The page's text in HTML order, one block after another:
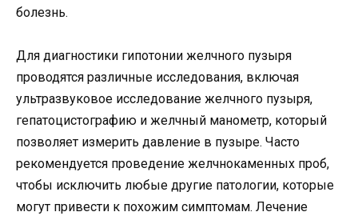
болезнь.
Для диагностики гипотонии желчного пузыря
проводятся различные исследования, включая
ультразвуковое исследование желчного пузыря,
гепатоцистографию и желчный манометр, который
позволяет измерить давление в пузыре. Часто
рекомендуется проведение желчнокаменных проб,
чтобы исключить любые другие патологии, которые
могут привести к похожим симптомам. Лечение